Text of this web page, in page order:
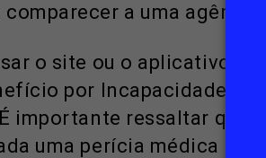
a uma
o site ou o aplicativo do
por Incapacidade” e
importante ressaltar que,
uma perícia médica